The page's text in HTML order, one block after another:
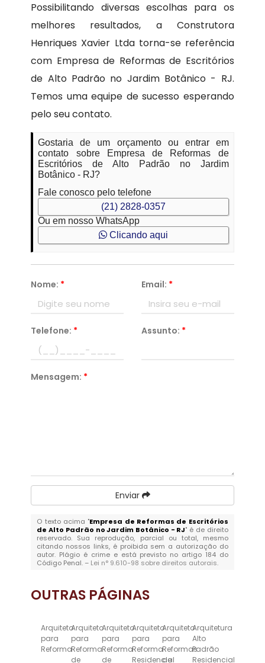
Possibilitando diversas escolhas para os
melhores resultados, a Construtora
Henriques Xavier Ltda torna-se referência
com Empresa de Reformas de Escritórios
de Alto Padrão no Jardim Botânico - RJ.
Temos uma equipe de sucesso esperando
pelo seu contato.
Gostaria de um orçamento ou entrar em
contato sobre Empresa de Reformas de
Escritórios de Alto Padrão no Jardim
Botânico - RJ?
Fale conosco pelo telefone
(21) 2828-0357
Ou em nosso WhatsApp
Clicando aqui
Nome: * Email: *
Telefone: * Assunto: *
Mensagem: *
Enviar
O texto acima "Empresa de Reformas de Escritórios
de Alto Padrão no Jardim Botânico - RJ" é de direito
reservado. Sua reprodução, parcial ou total, mesmo
citando nossos links, é proibida sem a autorização do
autor. Plágio é crime e está previsto no artigo 184 do
Código Penal. – Lei n° 9.610-98 sobre direitos autorais.
OUTRAS PÁGINAS
Arquiteto
para
Reforma
Arquiteto
para
Reforma
de
Arquiteto
para
Reforma
de
Arquiteto
para
Reforma
Residencial
Arquiteto
para
Reformas
de
Arquitetura
Alto
Padrão
Residencial